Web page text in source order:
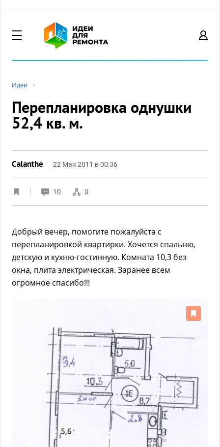
Идеи
Перепланировка однушки
52,4 кв. м.
Calanthe 22 Мая 2011 в 00:36
10 0
Добрый вечер, помогите пожалуйста с
перепланировкой квартирки. Хочется спальню,
детскую и кухню-гостинную. Комната 10,3 без
окна, плита электрическая. Заранее всем
огромное спасибо!!!